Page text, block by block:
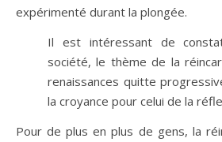
expérimenté durant la plongée.
Il est intéressant de
société, le thème de la
renaissances quitte
la croyance pour celui de la
Pour de plus en plus de gens, la